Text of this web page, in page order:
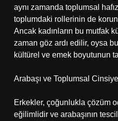
aynı zamanda toplumsal
toplumdaki rollerinin de
Ancak kadınların bu mutfak
zaman göz ardı edilir, oysa
kültürel ve emek boyutunun
Arabaşı ve Toplumsal
Erkekler, çoğunlukla çözüm
eğilimlidir ve arabaşının